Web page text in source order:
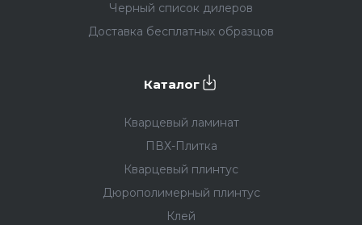
Черный список дилеров
Доставка бесплатных образцов
Каталог
Кварцевый ламинат
ПВХ-Плитка
Кварцевый плинтус
Дюрополимерный плинтус
Клей